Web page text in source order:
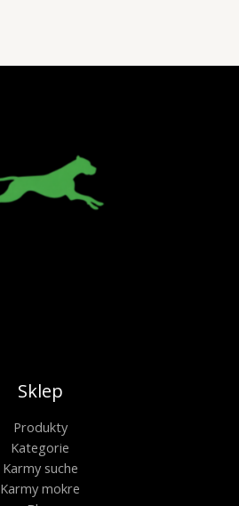
Sklep
Produkty
Kategorie
Karmy suche
Karmy mokre